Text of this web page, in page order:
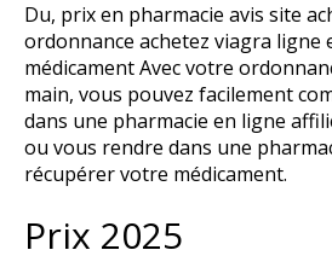
Du, prix en pharmacie avis site
ordonnance achetez viagra ligne
médicament Avec votre
main, vous pouvez facilement
dans une pharmacie en ligne
ou vous rendre dans une
récupérer votre médicament.
Prix 2025